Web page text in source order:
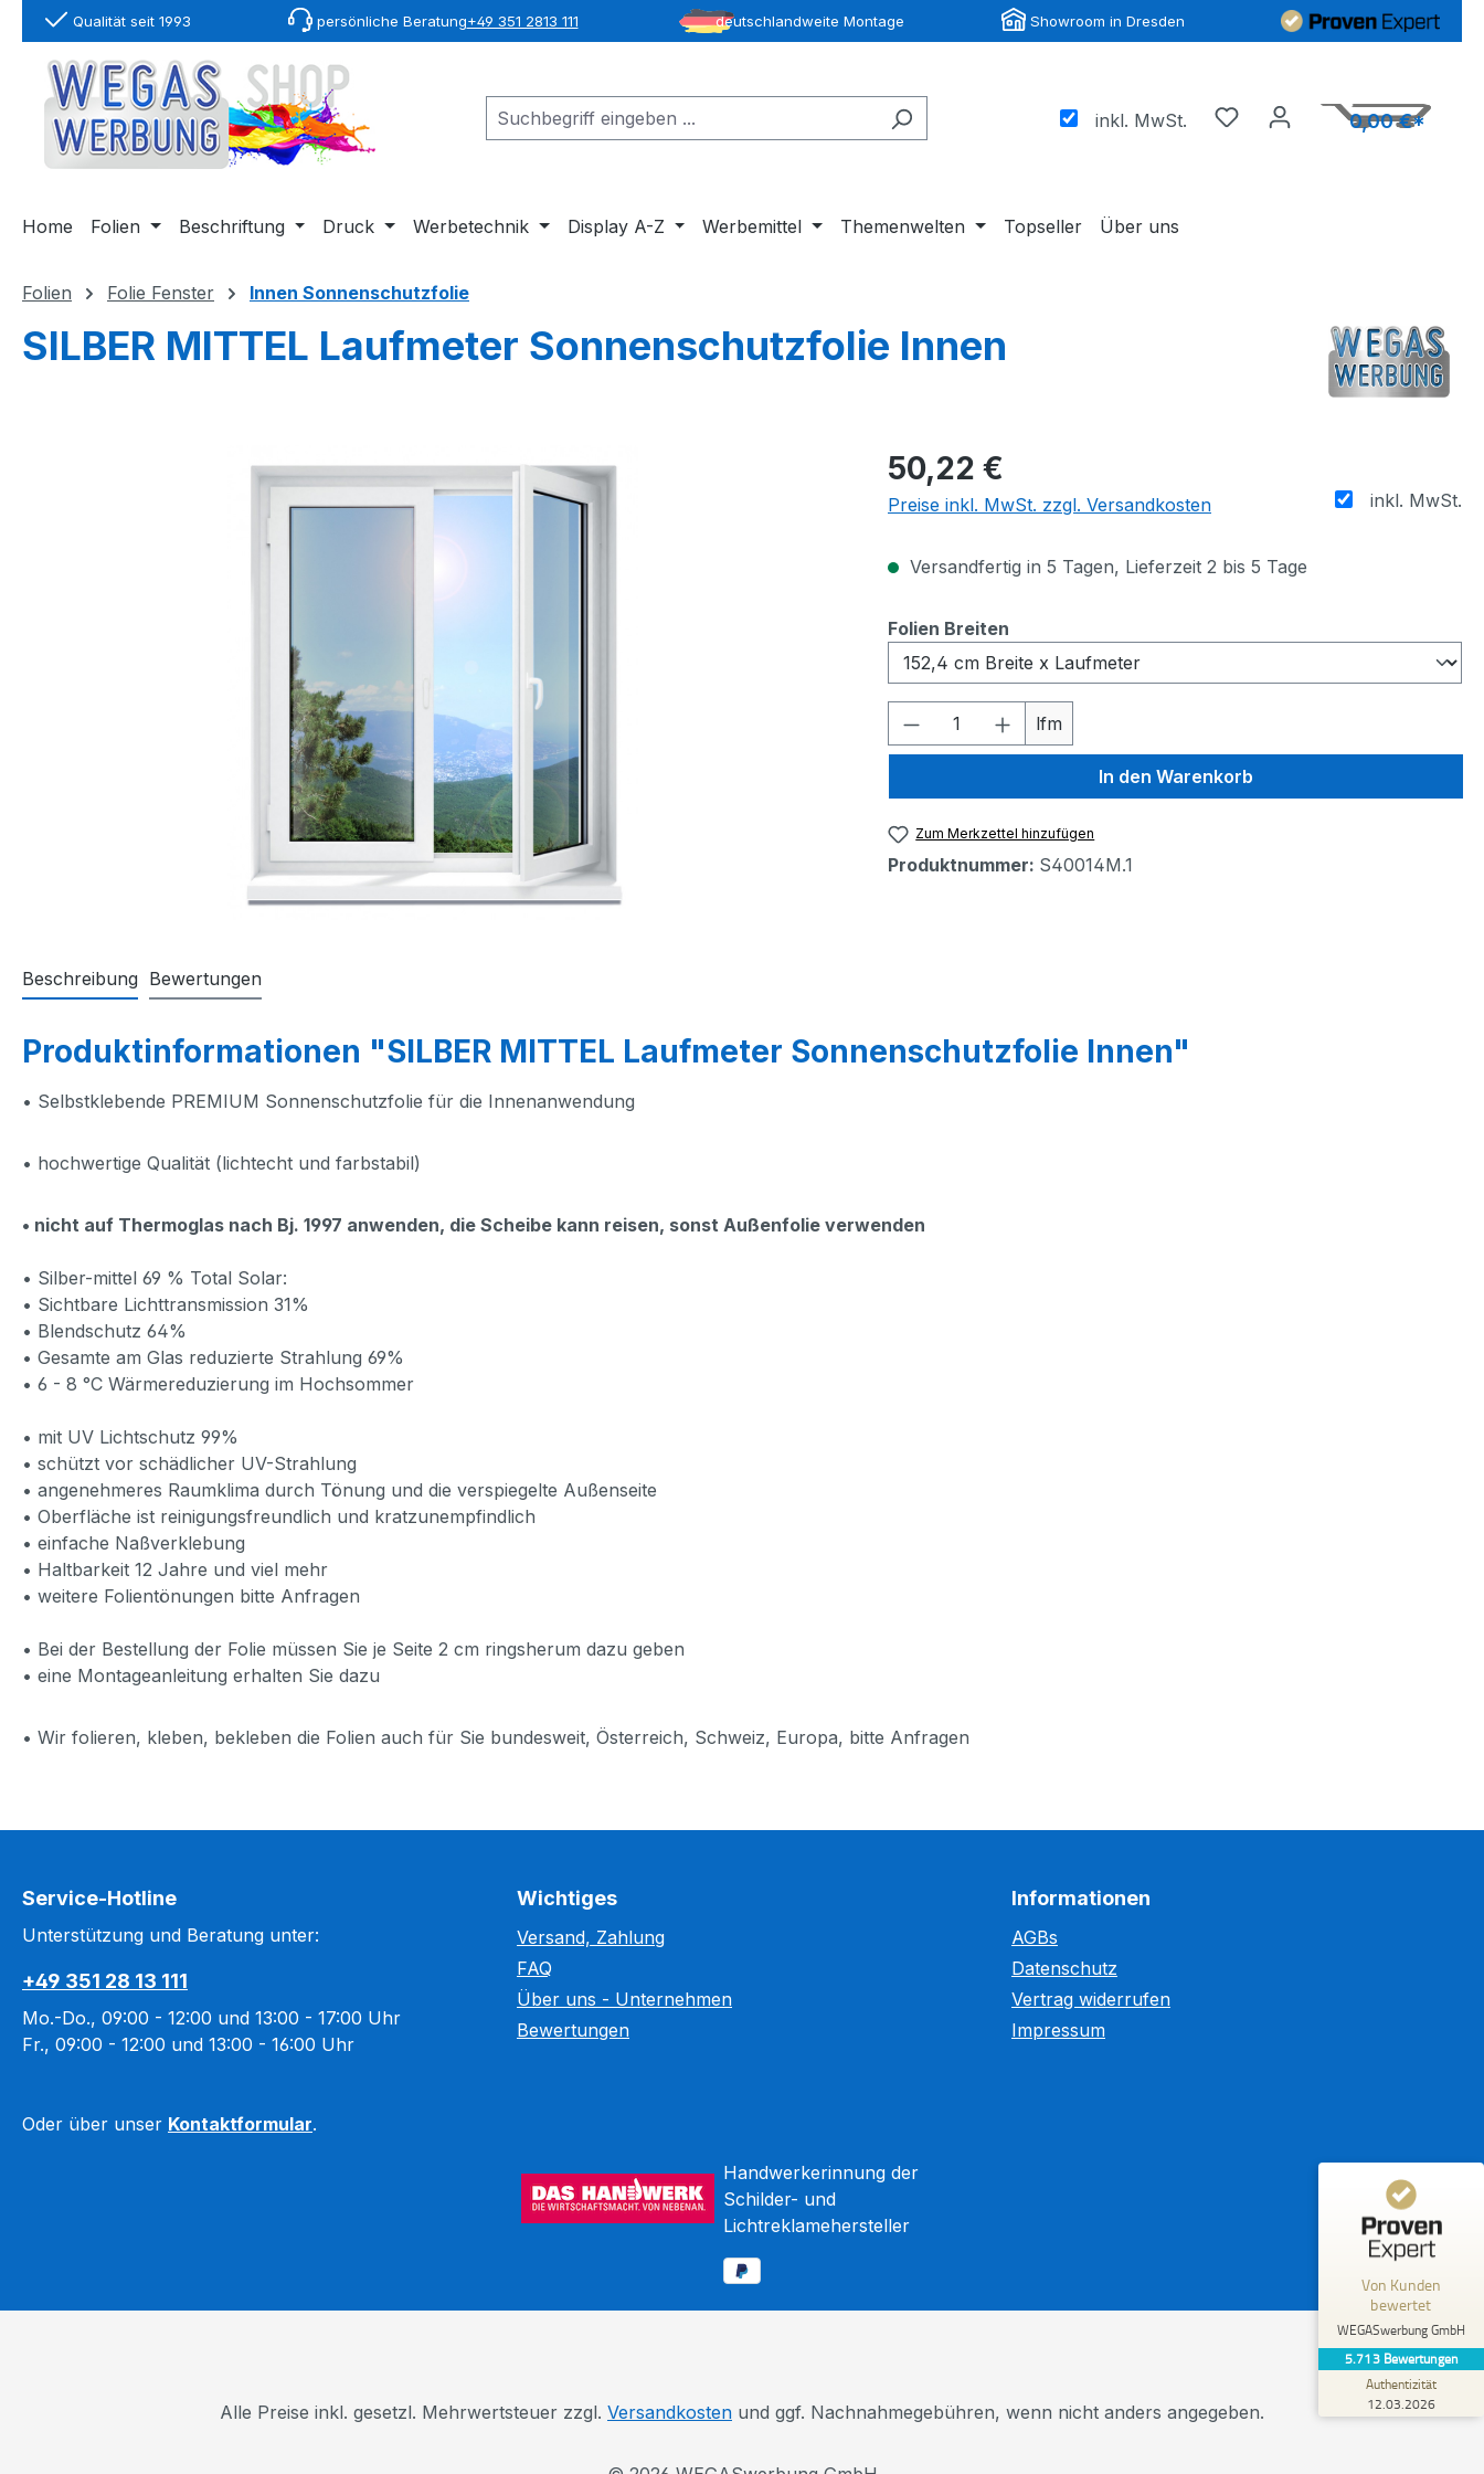
Zur Hauptnavigation springen
Qualität seit 1993 persönliche Beratung+49 351 2813 111 deutschlandweite Montage Showroom in Dresden
inkl. MwSt. 0,00 €*
Home Folien Beschriftung Druck Werbetechnik Display A-Z Werbemittel Themenwelten Topseller Über uns
Folien Folie Fenster Innen Sonnenschutzfolie
SILBER MITTEL Laufmeter Sonnenschutzfolie Innen
50,22 €
inkl. MwSt.
Preise inkl. MwSt. zzgl. Versandkosten
Versandfertig in 5 Tagen, Lieferzeit 2 bis 5 Tage
Folien Breiten
Produkt Anzahl: Gib den gewünschten Wert
lfm
In den Warenkorb
Zum Merkzettel hinzufügen
Produktnummer: S40014M.1
Beschreibung Bewertungen
Produktinformationen "SILBER MITTEL Laufmeter Sonnenschutzfolie Innen"
• Selbstklebende PREMIUM Sonnenschutzfolie für die Innenanwendung
• hochwertige Qualität (lichtecht und farbstabil)
• nicht auf Thermoglas nach Bj. 1997 anwenden, die Scheibe kann reisen, sonst Außenfolie verwenden
• Silber-mittel 69 % Total Solar:
• Sichtbare Lichttransmission 31%
• Blendschutz 64%
• Gesamte am Glas reduzierte Strahlung 69%
• 6 - 8 °C Wärmereduzierung im Hochsommer
• mit UV Lichtschutz 99%
• schützt vor schädlicher UV-Strahlung
• angenehmeres Raumklima durch Tönung und die verspiegelte Außenseite
• Oberfläche ist reinigungsfreundlich und kratzunempfindlich
• einfache Naßverklebung
• Haltbarkeit 12 Jahre und viel mehr
• weitere Folientönungen bitte Anfragen
• Bei der Bestellung der Folie müssen Sie je Seite 2 cm ringsherum dazu geben
• eine Montageanleitung erhalten Sie dazu
• Wir folieren, kleben, bekleben die Folien auch für Sie bundesweit, Österreich, Schweiz, Europa, bitte Anfragen
Service-Hotline
Unterstützung und Beratung unter:
+49 351 28 13 111
Mo.-Do., 09:00 - 12:00 und 13:00 - 17:00 Uhr
Fr., 09:00 - 12:00 und 13:00 - 16:00 Uhr
Oder über unser Kontaktformular.
Wichtiges
Versand, Zahlung
FAQ
Über uns - Unternehmen
Bewertungen
Informationen
AGBs
Datenschutz
Vertrag widerrufen
Impressum
Handwerkerinnung der
Schilder- und
Lichtreklamehersteller
Alle Preise inkl. gesetzl. Mehrwertsteuer zzgl. Versandkosten und ggf. Nachnahmegebühren, wenn nicht anders angegeben.
Von Kunden
bewertet
WEGASwerbung GmbH
5.713 Bewertungen
Authentizität
12.03.2026
Bewertungen auf
ProvenExpert.com
Blick aufs ProvenExpert-Profil werfen
R.
Meine absolute Empfehlung! Vom
Erstkontakt bis zur professionellen
Umsetzung vollkommen überzeugend. Und
dab...